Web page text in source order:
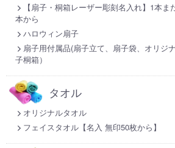
【扇子・桐箱レーザー彫刻名入れ】1本ま
本から
ハロウィン扇子
扇子用付属品(扇子立て、扇子袋、オリジ
子桐箱）
タオル
オリジナルタオル
フェイスタオル【名入 無印50枚から】